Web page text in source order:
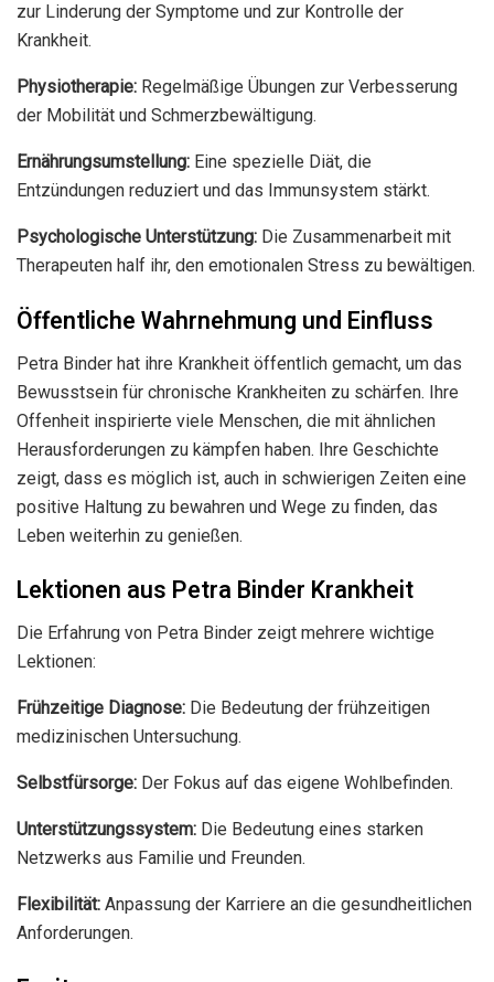
zur Linderung der Symptome und zur Kontrolle der
Krankheit.
Physiotherapie: Regelmäßige Übungen zur Verbesserung
der Mobilität und Schmerzbewältigung.
Ernährungsumstellung: Eine spezielle Diät, die
Entzündungen reduziert und das Immunsystem stärkt.
Psychologische Unterstützung: Die Zusammenarbeit mit
Therapeuten half ihr, den emotionalen Stress zu bewältigen.
Öffentliche Wahrnehmung und Einfluss
Petra Binder hat ihre Krankheit öffentlich gemacht, um das
Bewusstsein für chronische Krankheiten zu schärfen. Ihre
Offenheit inspirierte viele Menschen, die mit ähnlichen
Herausforderungen zu kämpfen haben. Ihre Geschichte
zeigt, dass es möglich ist, auch in schwierigen Zeiten eine
positive Haltung zu bewahren und Wege zu finden, das
Leben weiterhin zu genießen.
Lektionen aus Petra Binder Krankheit
Die Erfahrung von Petra Binder zeigt mehrere wichtige
Lektionen:
Frühzeitige Diagnose: Die Bedeutung der frühzeitigen
medizinischen Untersuchung.
Selbstfürsorge: Der Fokus auf das eigene Wohlbefinden.
Unterstützungssystem: Die Bedeutung eines starken
Netzwerks aus Familie und Freunden.
Flexibilität: Anpassung der Karriere an die gesundheitlichen
Anforderungen.